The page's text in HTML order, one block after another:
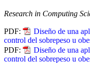
Research in Computing
PDF:
Diseño de una
control del sobrepeso u
PDF:
Diseño de una
control del sobrepeso u